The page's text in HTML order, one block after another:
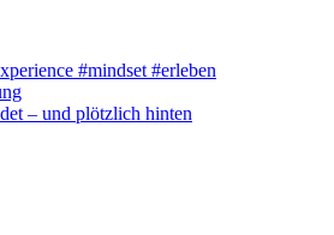
– und plötzlich hinten